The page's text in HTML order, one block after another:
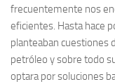
frecuentemente nos
eficientes. Hasta hace
planteaban cuestiones
petróleo y sobre todo
optara por soluciones